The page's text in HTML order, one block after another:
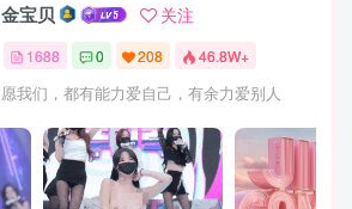
金宝贝 关注
1688 0 208 46.8W+
愿我们，都有能力爱自己，有余力爱别人